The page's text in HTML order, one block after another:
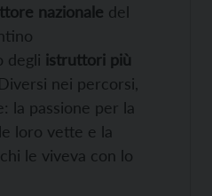
nazionale del
degli istruttori più
Diversi nei percorsi,
la passione per la
loro vette e la
le viveva con lo